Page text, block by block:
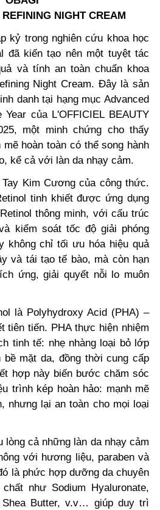
NIGHT CREAM
kỷ trong nghiên cứu khoa học
đã kiến tạo nên một tuyệt tác
và tính an toàn chuẩn khoa
Night Cream. Đây là sản
danh tại hạng mục Advanced
của L'OFFICIEL BEAUTY
một minh chứng cho thấy
hoàn toàn có thể song hành
kể cả với làn da nhạy cảm.
Kim Cương của công thức.
tinh khiết được ứng dụng
thông minh, với cấu trúc
kiểm soát tốc độ giải phóng
không chỉ tối ưu hóa hiệu quả
và tái tạo tế bào, mà còn hạn
ứng, giải quyết nỗi lo muôn
là Polyhydroxy Acid (PHA) –
tiên tiến. PHA thực hiện nhiệm
tinh tế: nhẹ nhàng loại bỏ lớp
mặt da, đồng thời cung cấp
hợp này biến bước chăm sóc
trình kép hoàn hảo: mạnh mẽ
nhưng lại an toàn cho mọi loại
cả những làn da nhạy cảm
với hương liệu, paraben và
là phức hợp dưỡng da chuyên
như Sodium Hyaluronate,
Shea Butter, v.v… giúp duy trì